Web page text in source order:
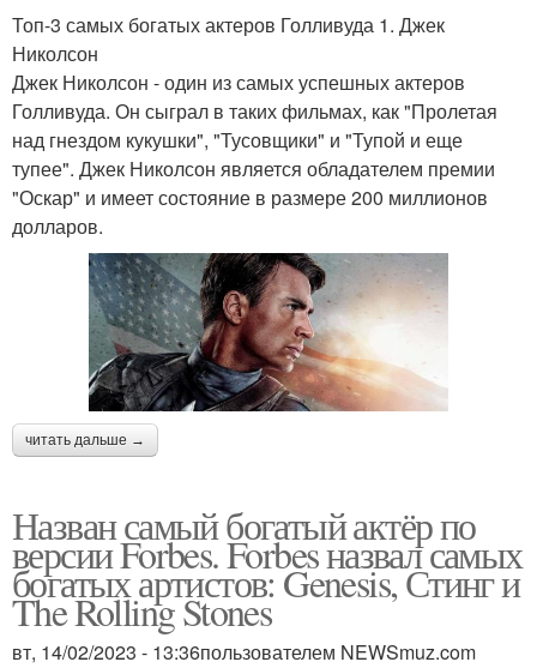
Топ-3 самых богатых актеров Голливуда 1. Джек
Николсон
Джек Николсон - один из самых успешных актеров
Голливуда. Он сыграл в таких фильмах, как "Пролетая
над гнездом кукушки", "Тусовщики" и "Тупой и еще
тупее". Джек Николсон является обладателем премии
"Оскар" и имеет состояние в размере 200 миллионов
долларов.
читать дальше →
Назван самый богатый актёр по
версии Forbes. Forbes назвал самых
богатых артистов: Genesis, Стинг и
The Rolling Stones
вт, 14/02/2023 - 13:36пользователем NEWSmuz.com